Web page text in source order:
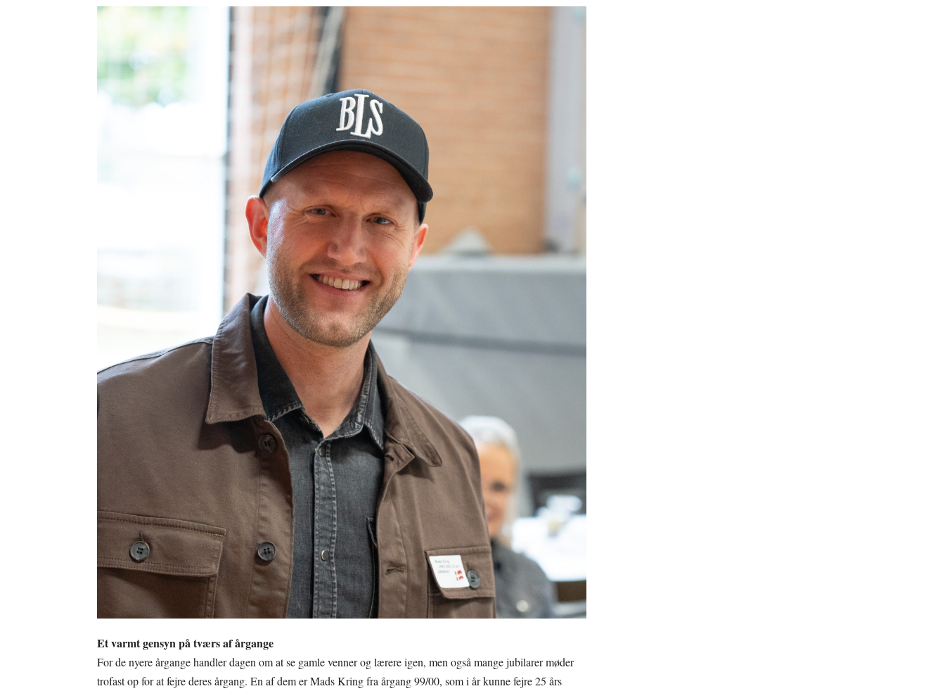
Et varmt gensyn på tværs af årgange
For de nyere årgange handler dagen om at se gamle venner og lærere igen, men også mange jubilarer møder
trofast op for at fejre deres årgang. En af dem er Mads Kring fra årgang 99/00, som i år kunne fejre 25 års